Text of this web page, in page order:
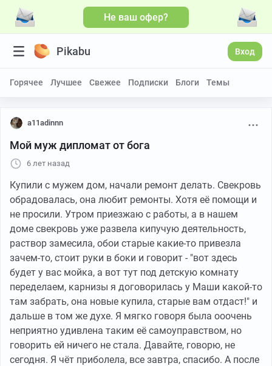
Не ваш офер?
Pikabu Вход
Горячее Лучшее Свежее Подписки Блоги Темы
a11adinnn
Мой муж дипломат от бога
6 лет назад
Купили с мужем дом, начали ремонт делать. Свекровь
обрадовалась, она любит ремонты. Хотя её помощи и
не просили. Утром приезжаю с работы, а в нашем
доме свекровь уже развела кипучую деятельность,
раствор замесила, обои старые какие-то привезла
зачем-то, стоит руки в боки и говорит - "вот здесь
будет у вас мойка, а вот тут под детскую комнату
переделаем, карнизы я договорилась у Маши какой-то
там забрать, она новые купила, старые вам отдаст!" и
дальше в том же духе. Я мягко говоря была ооочень
неприятно удивлена таким её самоуправством, но
говорить ей ничего не стала. Давайте, говорю, не
сегодня. Я чёт приболела, все завтра, спасибо. А после